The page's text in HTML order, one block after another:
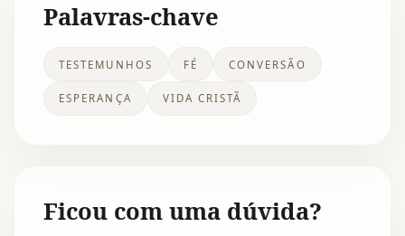
Palavras-chave
TESTEMUNHOS FÉ CONVERSÃO
ESPERANÇA VIDA CRISTÃ
Ficou com uma dúvida?